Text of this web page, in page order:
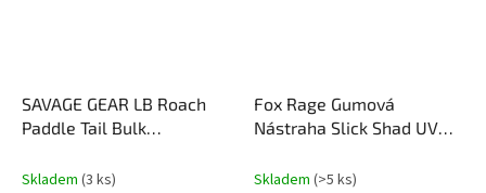
SAVAGE GEAR LB Roach
Paddle Tail Bulk
Skladem (3 ks)
Fox Rage Gumová
Nástraha Slick Shad UV
Skladem (>5 ks)